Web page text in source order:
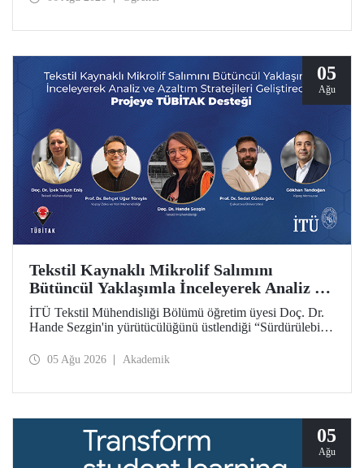
05
Ağu
Tekstil Kaynaklı Mikrolif Salımını
Bütüncül Yaklaşımla İnceleyerek Analiz ve
Azaltım Stratejileri Geliştirecek Projeye
TÜBİTAK Desteği
İTÜ Tekstil Mühendisliği Bölümü öğretim üyesi Doç. Dr.
Hande Sezgin'in yürütücülüğünü üstlendiği “Sürdürülebilir
Koşullarına Bağlı Mikrolif Salımı: Aşınma, UV Maruziyeti
kapsamında desteklenmeye hak kazandı.
05 Ağu 2026 Akademik
05
Ağu